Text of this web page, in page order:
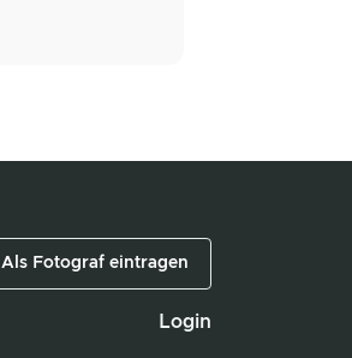
Als Fotograf eintragen
Login